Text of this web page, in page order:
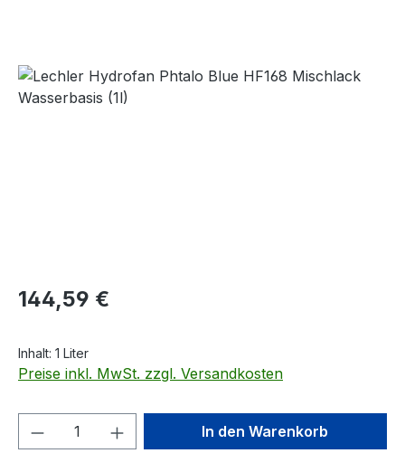
Bildergalerie überspringen
Regulärer Preis:
144,59 €
Inhalt: 1 Liter
Preise inkl. MwSt. zzgl. Versandkosten
Produkt Anzahl: Gib denIn den Warenkorb